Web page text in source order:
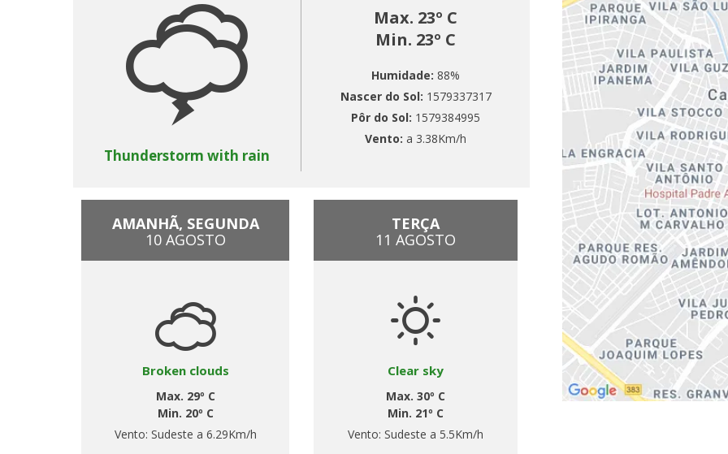
Thunderstorm with rain
Max. 23º C
Min. 23º C
Humidade: 88%
Nascer do Sol: 1579337317
Pôr do Sol: 1579384995
Vento: a 3.38Km/h
AMANHÃ, SEGUNDA
10 AGOSTO
Broken clouds
Max. 29º C
Min. 20º C
Vento: Sudeste a 6.29Km/h
TERÇA
11 AGOSTO
Clear sky
Max. 30º C
Min. 21º C
Vento: Sudeste a 5.5Km/h